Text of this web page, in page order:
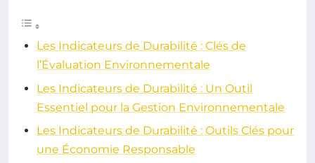
Les Indicateurs de Durabilité : Clés de
l’Évaluation Environnementale
Les Indicateurs de Durabilité : Un Outil
Essentiel pour la Gestion Environnementale
Les Indicateurs de Durabilité : Outils Clés pour
une Économie Responsable